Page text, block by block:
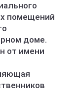
помещений
доме.
от имени